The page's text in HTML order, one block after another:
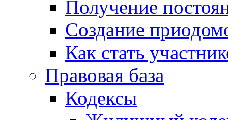
Получение
Создание
Как стать
Правовая база
Кодексы